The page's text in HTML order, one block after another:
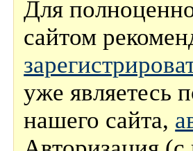
Для
сайтом
уже являетесь
нашего сайта,